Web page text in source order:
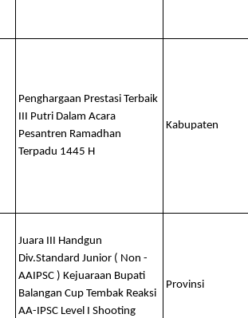
Penghargaan Prestasi Terbaik
III Putri Dalam Acara
Pesantren Ramadhan
Terpadu 1445 H
Kabupaten
Juara III Handgun
Div.Standard Junior ( Non -
AAIPSC ) Kejuaraan Bupati
Balangan Cup Tembak Reaksi
AA-IPSC Level I Shooting
Provinsi